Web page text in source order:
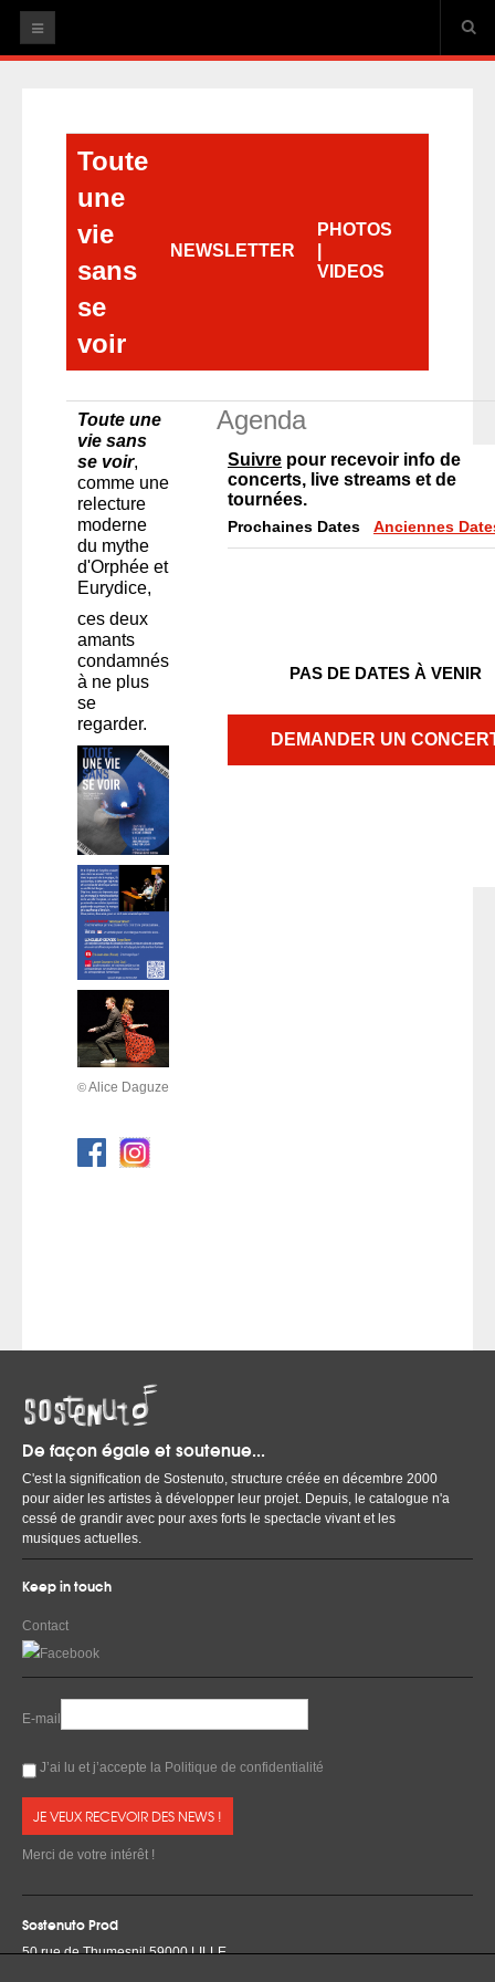
Thibaud Defever
HAPPY ENDS
Quelques mots d'amour, en rappels
AGENDA
Thibaud Defever
HAPPY ENDS
La lune en plein jour
Toute une vie sans se voir / Quelques mots d'amour
Daphné SWÂN
CONTACT
Toute
une
vie
sans
se
voir
NEWSLETTER
PHOTOS
VIDEOS
Toute une
vie sans
se voir,
comme une
relecture
moderne
du mythe
d'Orphée et
Eurydice,
ces deux
amants
condamnés
à ne plus
se
regarder.
©Alice Daguze
Agenda
Suivre pour recevoir info de
concerts, live streams et de
tournées.
Prochaines Dates Anciennes
PAS DE DATES À VENIR
DEMANDER UN
De façon égale et soutenue...
C'est la signification de Sostenuto, structure créée en décembre 2000
pour aider les artistes à développer leur projet. Depuis, le catalogue n'a
cessé de grandir avec pour axes forts le spectacle vivant et les
musiques actuelles.
Keep in touch
Contact
E-mail
J’ai lu et j’accepte la Politique de confidentialité
Merci de votre intérêt !
Sostenuto Prod
50 rue de Thumesnil 59000 LILLE